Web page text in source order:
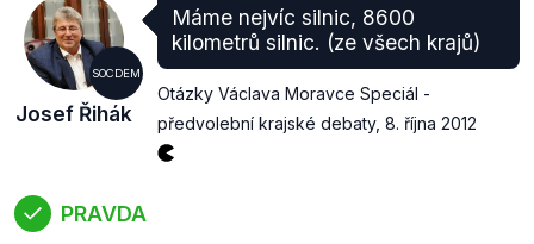
SOCDEM
Josef Řihák
Máme nejvíc silnic, 8600
kilometrů silnic. (ze všech krajů)
Otázky Václava Moravce Speciál -
předvolební krajské debaty, 8. října 2012
PRAVDA